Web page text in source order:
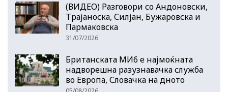
(ВИДЕО) Разговори со Андоновски,
Трајаноска, Силјан, Бужаровска и
Пармаковска
31/07/2026
Британската МИ6 е најмоќната
надворешна разузнавачка служба
во Европа, Словачка на дното